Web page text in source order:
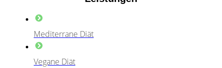
Mediterrane Diät
Vegane Diät